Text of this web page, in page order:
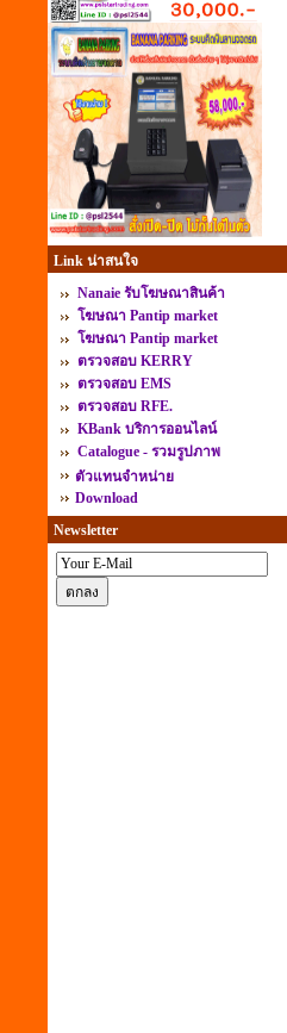
Link น่าสนใจ
Nanaie รับโฆษณาสินค้า
โฆษณา Pantip market
โฆษณา Pantip market
ตรวจสอบ KERRY
ตรวจสอบ EMS
ตรวจสอบ RFE.
KBank บริการออนไลน์
Catalogue - รวมรูปภาพ
ตัวแทนจำหน่าย
Download
Newsletter